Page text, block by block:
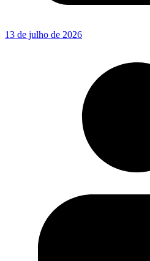
13 de julho de 2026